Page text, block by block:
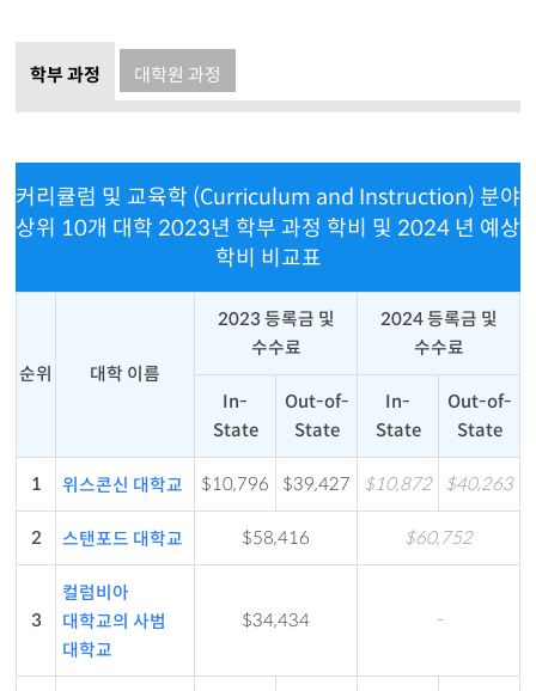
학부 과정 대학원 과정
커리큘럼 및 교육학 (Curriculum and Instruction) 분야
상위 10개 대학 2023년 학부 과정 학비 및 2024 년 예상
학비 비교표
순위 대학 이름
2023 등록금 및
수수료
2024 등록금 및
수수료
In-
State
Out-of-
State
In-
State
Out-of-
State
1 위스콘신 대학교 $10,796 $39,427 $10,872 $40,263
2 스탠포드 대학교 $58,416 $60,752
3
컬럼비아
대학교의 사범
대학교
$34,434 -